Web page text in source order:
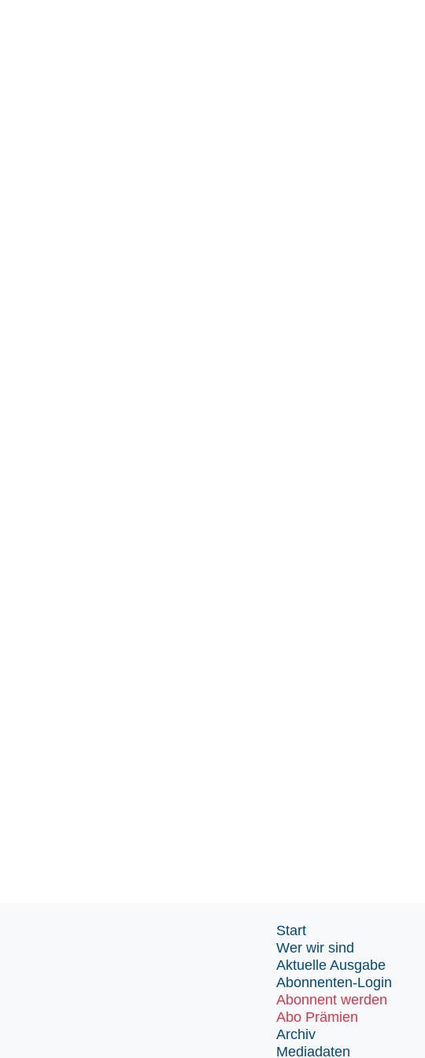
Start
Wer wir sind
Aktuelle Ausgabe
Abonnenten-Login
Abonnent werden
Abo Prämien
Archiv
Mediadaten